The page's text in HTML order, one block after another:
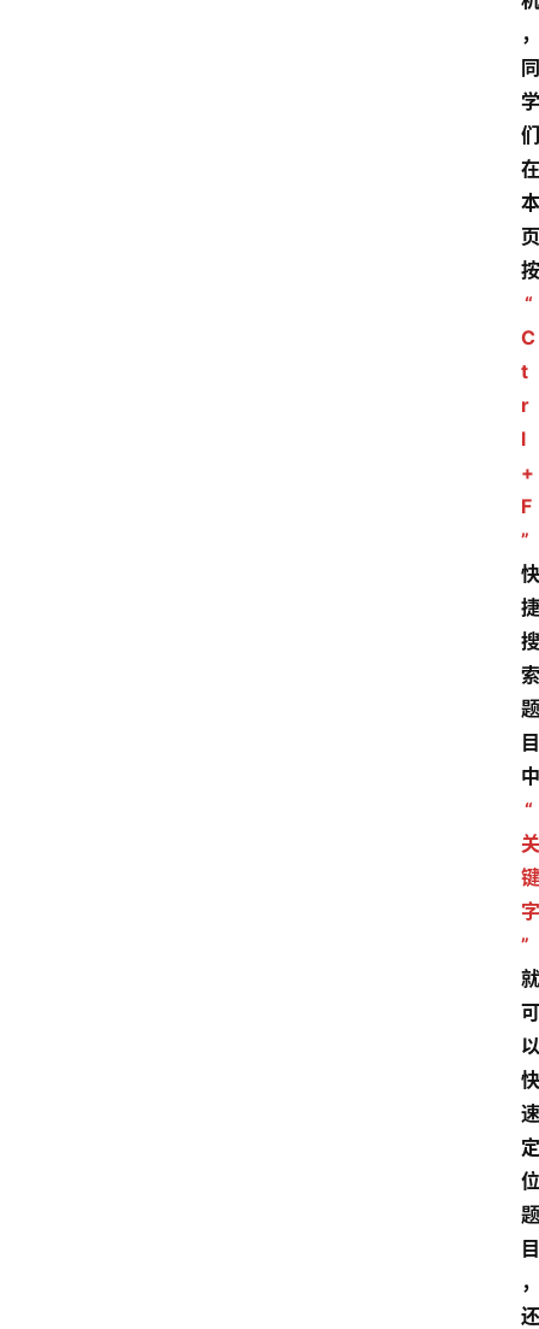
，
同
学
们
在
本
页
按
“
C
t
r
l
+
F
”
快
捷
搜
索
题
目
中
“
关
键
字
”
就
可
以
快
速
定
位
题
目
，
还